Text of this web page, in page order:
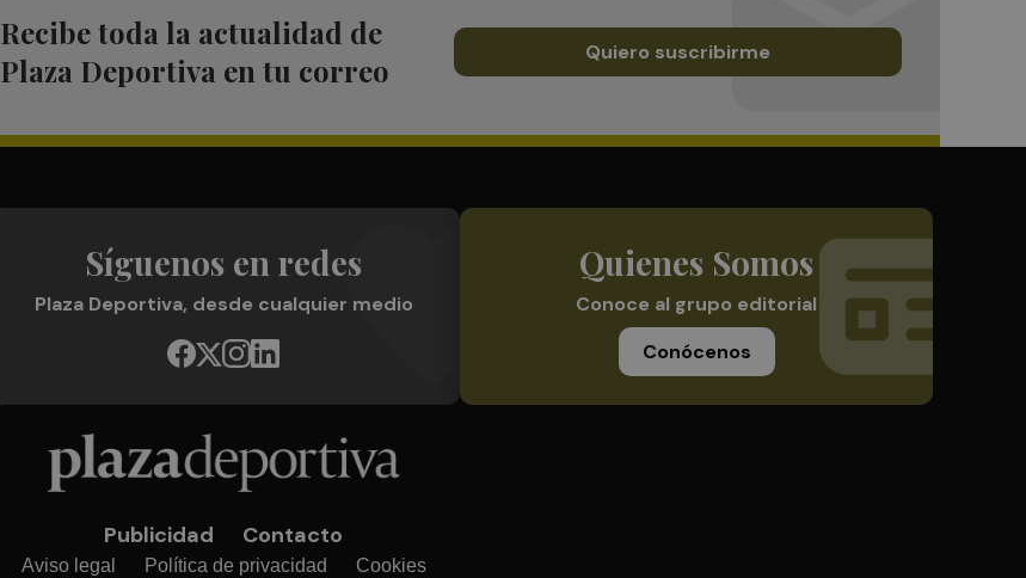
Recibe toda la actualidad de
Plaza Deportiva en tu correo
Quiero suscribirme
Síguenos en redes
Plaza Deportiva, desde cualquier medio
Quienes Somos
Conoce al grupo editorial
Conócenos
Publicidad Contacto
Aviso legal Política de privacidad Cookies